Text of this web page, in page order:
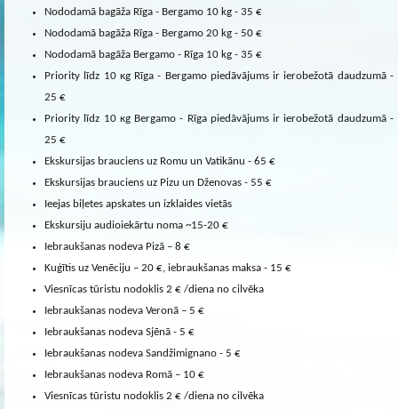
Nododamā bagāža Rīga - Bergamo 10 kg - 35 €
Nododamā bagāža Rīga - Bergamo 20 kg - 50 €
Nododamā bagāža Bergamo - Rīga 10 kg - 35 €
Priority līdz 10 кg Rīga - Bergamo piedāvājums ir ierobežotā daudzumā -
25 €
Priority līdz 10 кg Bergamo - Rīga piedāvājums ir ierobežotā daudzumā -
25 €
Ekskursijas brauciens uz Romu un Vatikānu - 65 €
Ekskursijas brauciens uz Pizu un Dženovas - 55 €
Ieejas biļetes apskates un izklaides vietās
Ekskursiju audioiekārtu noma ~15-20 €
Iebraukšanas nodeva Pizā – 8 €
Kuģītis uz Venēciju – 20 €, iebraukšanas maksa - 15 €
Viesnīcas tūristu nodoklis 2 € /diena no cilvēka
Iebraukšanas nodeva Veronā – 5 €
Iebraukšanas nodeva Sjēnā - 5 €
Iebraukšanas nodeva Sandžimignano - 5 €
Iebraukšanas nodeva Romā – 10 €
Viesnīcas tūristu nodoklis 2 € /diena no cilvēka